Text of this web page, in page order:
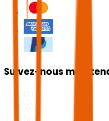
Suivez-nous